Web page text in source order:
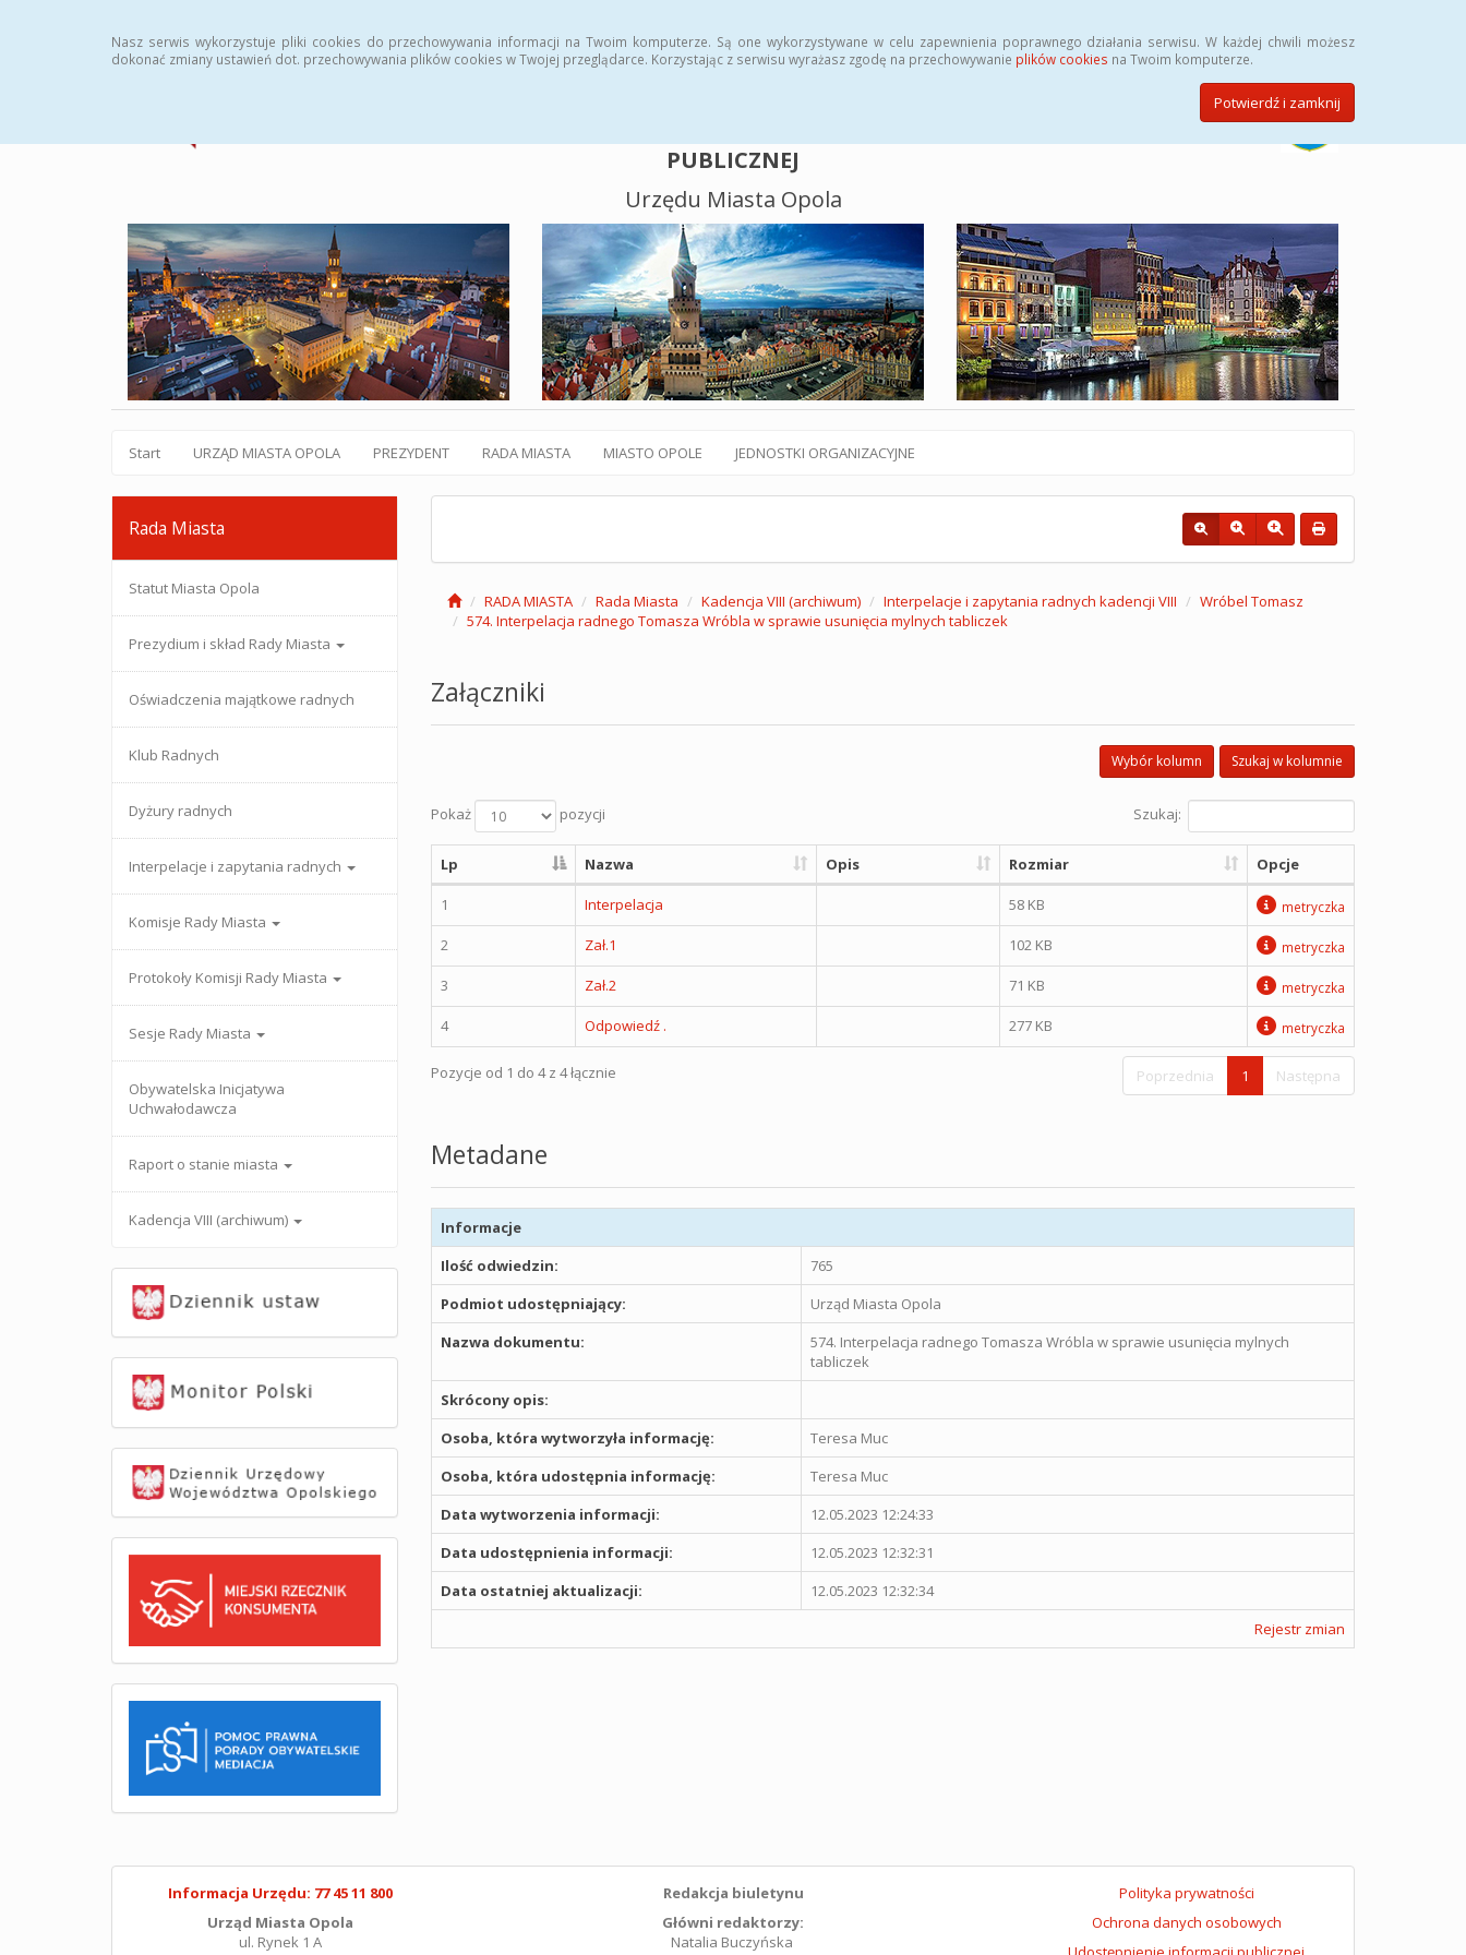
Nasz serwis wykorzystuje pliki cookies do przechowywania informacji na Twoim komputerze. Są one wykorzystywane w celu zapewnienia poprawnego działania serwisu. W każdej chwili możesz
dokonać zmiany ustawień dot. przechowywania plików cookies w Twojej przeglądarce. Korzystając z serwisu wyrażasz zgodę na przechowywanie plików cookies na Twoim komputerze.
Potwierdź i zamknij
PUBLICZNEJ
Urzędu Miasta Opola
Start URZĄD MIASTA OPOLA PREZYDENT RADA MIASTA MIASTO OPOLE JEDNOSTKI ORGANIZACYJNE
Rada Miasta
Statut Miasta Opola
Prezydium i skład Rady Miasta
Oświadczenia majątkowe radnych
Klub Radnych
Dyżury radnych
Interpelacje i zapytania radnych
Komisje Rady Miasta
Protokoły Komisji Rady Miasta
Sesje Rady Miasta
Obywatelska Inicjatywa
Uchwałodawcza
Raport o stanie miasta
Kadencja VIII (archiwum)
RADA MIASTA Rada Miasta Kadencja VIII (archiwum) Interpelacje i zapytania radnych kadencji VIII
Wróbel Tomasz
574. Interpelacja radnego Tomasza Wróbla w sprawie usunięcia mylnych tabliczek
Załączniki
Szukaj w kolumnie
Wybór kolumn
Pokaż pozycji Szukaj:
Lp Nazwa Opis Rozmiar Opcje
1 Interpelacja 58 KB metryczka
2 Zał.1 102 KB metryczka
3 Zał.2 71 KB metryczka
4 Odpowiedź . 277 KB metryczka
Pozycje od 1 do 4 z 4 łącznie Poprzednia 1 Następna
Metadane
Informacje
Ilość odwiedzin:
765
Podmiot udostępniający:
Urząd Miasta Opola
Nazwa dokumentu:
574. Interpelacja radnego Tomasza Wróbla w sprawie usunięcia mylnych
tabliczek
Skrócony opis:
Osoba, która wytworzyła informację:
Teresa Muc
Osoba, która udostępnia informację:
Teresa Muc
Data wytworzenia informacji:
12.05.2023 12:24:33
Data udostępnienia informacji:
12.05.2023 12:32:31
Data ostatniej aktualizacji:
12.05.2023 12:32:34
Rejestr zmian
Informacja Urzędu: 77 45 11 800
Urząd Miasta Opola
ul. Rynek 1 A
Redakcja biuletynu
Główni redaktorzy:
Natalia Buczyńska
Polityka prywatności
Ochrona danych osobowych